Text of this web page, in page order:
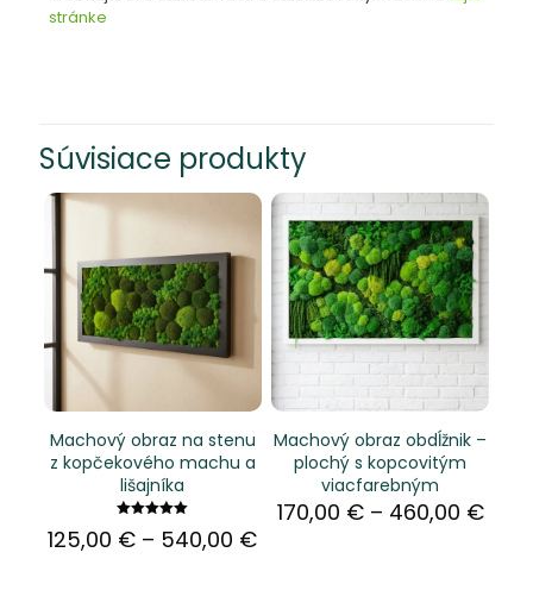
stránke
Súvisiace produkty
Machový obraz na stenu
z kopčekového machu a
lišajníka
5.00
125,00 € – 540,00 €Price
Machový obraz obdĺžnik –
plochý s kopcovitým
viacfarebným
170,00 € – 460,00 €Price